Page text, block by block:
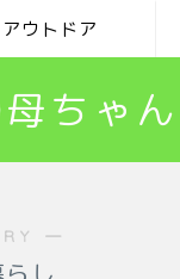
アウトドア
ちゃ
―